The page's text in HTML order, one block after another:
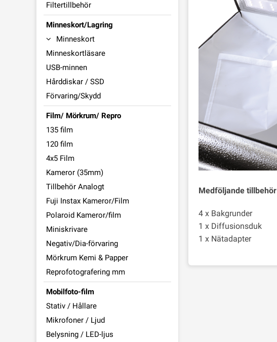
Filtertillbehör
Minneskort/Lagring
Minneskort
Minneskortläsare
USB-minnen
Hårddiskar / SSD
Förvaring/Skydd
Film/ Mörkrum/ Repro
135 film
120 film
4x5 Film
Kameror (35mm)
Tillbehör Analogt
Fuji Instax Kameror/Film
Polaroid Kameror/film
Miniskrivare
Negativ/Dia-förvaring
Mörkrum Kemi & Papper
Reprofotografering mm
Mobilfoto-film
Stativ / Hållare
Mikrofoner / Ljud
Belysning / LED-ljus
Medföljande tillbehör
4 x Bakgrunder
1 x Diffusionsduk
1 x Nätadapter